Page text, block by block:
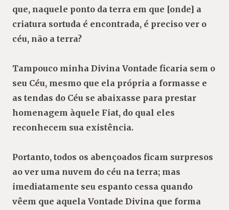
que, naquele ponto da terra em que [onde] a
criatura sortuda é encontrada, é preciso ver o
céu, não a terra?
Tampouco minha Divina Vontade ficaria sem o
seu Céu, mesmo que ela própria a formasse e
as tendas do Céu se abaixasse para prestar
homenagem àquele Fiat, do qual eles
reconhecem sua existência.
Portanto, todos os abençoados ficam surpresos
ao ver uma nuvem do céu na terra; mas
imediatamente seu espanto cessa quando
vêem que aquela Vontade Divina que forma